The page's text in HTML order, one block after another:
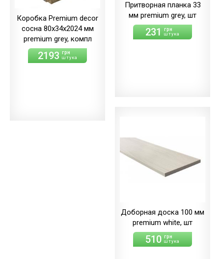
Коробка Premium decor
сосна 80х34х2024 мм
premium grey, компл
2193 грн
штука
Притворная планка 33
мм premium grey, шт
231 грн
штука
Доборная доска 100 мм
premium white, шт
510 грн
штука